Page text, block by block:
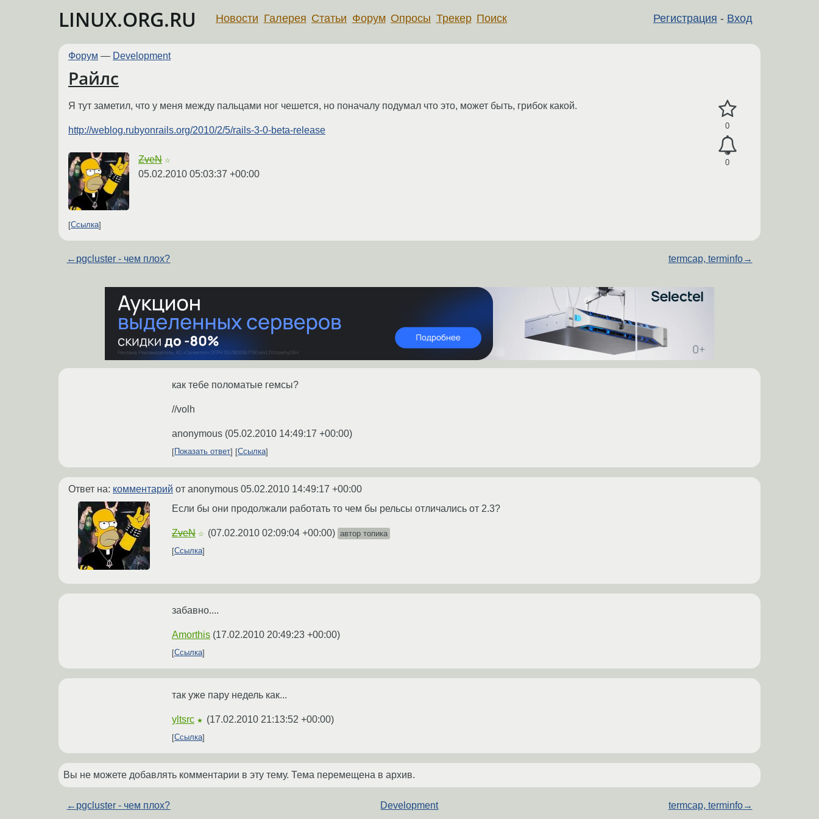
LINUX.ORG.RU Регистрация - Вход
Новости Галерея Статьи Форум Опросы Трекер Поиск
Форум — Development
Райлс
0
0
Я тут заметил, что у меня между пальцами ног чешется, но поначалу подумал что это, может быть, грибок какой.
http://weblog.rubyonrails.org/2010/2/5/rails-3-0-beta-release
ZveN ☆
05.02.2010 05:03:37 +00:00
Ссылка
← pgcluster - чем плох? termcap, terminfo→
как тебе поломатые гемсы?
//volh
anonymous (05.02.2010 14:49:17 +00:00)
Показать ответ Ссылка
Ответ на: комментарий от anonymous 05.02.2010 14:49:17 +00:00
Если бы они продолжали работать то чем бы рельсы отличались от 2.3?
ZveN ☆ (07.02.2010 02:09:04 +00:00) автор топика
Ссылка
забавно....
Amorthis (17.02.2010 20:49:23 +00:00)
Ссылка
так уже пару недель как...
yltsrc ★ (17.02.2010 21:13:52 +00:00)
Ссылка
Вы не можете добавлять комментарии в эту тему. Тема перемещена в архив.
← pgcluster - чем плох? Development termcap, terminfo→